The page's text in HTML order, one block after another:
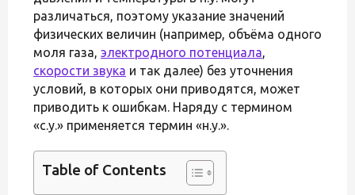
различаться, поэтому указание значений
физических величин (например, объёма одного
моля газа, электродного потенциала,
скорости звука и так далее) без уточнения
условий, в которых они приводятся, может
приводить к ошибкам. Наряду с термином
«с.у.» применяется термин «н.у.».
Table of Contents